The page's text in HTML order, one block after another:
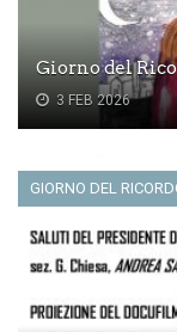
Giorno del
3 FEB 2026
GIORNO DEL